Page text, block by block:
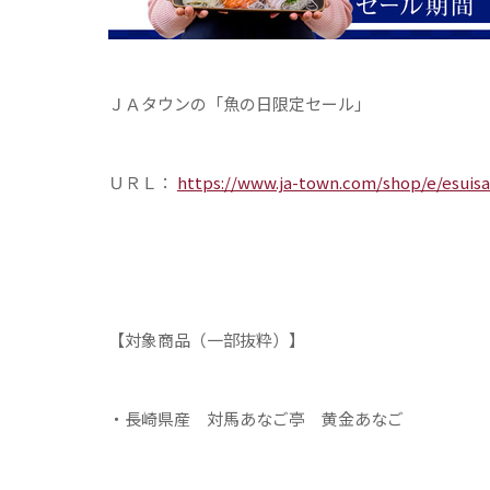
ＪＡタウンの「魚の日限定セール」
ＵＲＬ： https://www.ja-town.com/shop/e/
【対象商品（一部抜粋）】
・長崎県産 対馬あなご亭 黄金あなご